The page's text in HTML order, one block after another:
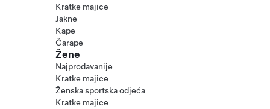
Kratke majice
Jakne
Kape
Čarape
Žene
Najprodavanije
Kratke majice
Ženska sportska odjeća
Kratke majice